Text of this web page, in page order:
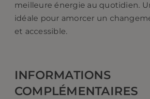
meilleure énergie au quotidien.
idéale pour amorcer un
et accessible.
INFORMATIONS
COMPLÉMENTAIRES